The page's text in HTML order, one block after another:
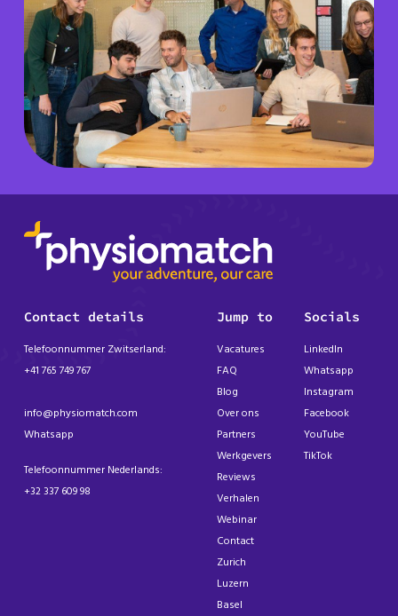
Contact details
Telefoonnummer Zwitserland:
+41 765 749 767
info@physiomatch.com
Whatsapp
Telefoonnummer Nederlands:
+32 337 609 98
Jump to
Vacatures
FAQ
Blog
Over ons
Partners
Werkgevers
Reviews
Verhalen
Webinar
Contact
Zurich
Luzern
Basel
Socials
LinkedIn
Whatsapp
Instagram
Facebook
YouTube
TikTok